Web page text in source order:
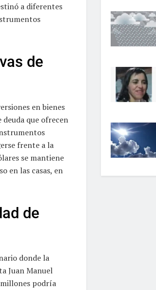
a diferentes
de
en bienes
que ofrecen
frente a la
se mantiene
en las casas, en
de
donde la
Juan Manuel
millones podría